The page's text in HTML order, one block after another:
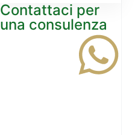
Contattaci per
una consulenza